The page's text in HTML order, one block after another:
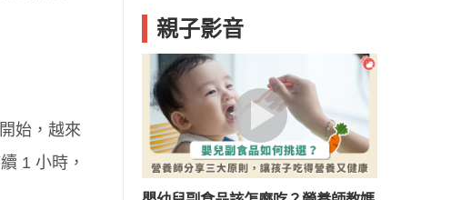
始，越來
1 小時，
親子影音